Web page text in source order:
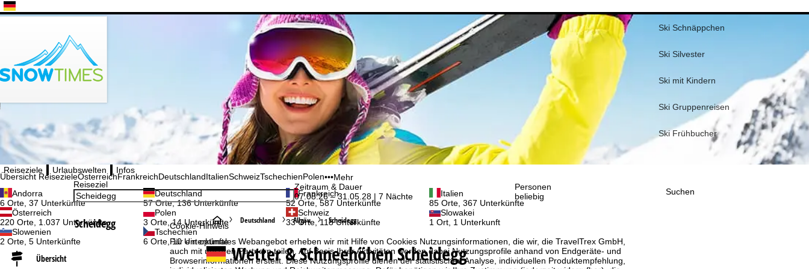
Cookie-Hinweis
Für ein optimales Webangebot erheben wir mit Hilfe von Cookies Nutzungsinformationen, die wir, die TravelTrex GmbH,
auch mit unseren Partnern teilen. Auf Basis Ihrer Aktivitäten werden dabei Nutzungsprofile anhand von Endgeräte- und
Browserinformationen erstellt. Diese Nutzungsprofile dienen der statistischen Analyse, individuellen Produktempfehlung,
Bitte wählen Sie Ihre Sprache aus
Ski Schnäppchen
Ski Silvester
Ski mit Kindern
Ski Gruppenreisen
Ski Frühbucher
Reiseziele
Übersicht ReisezieleÖsterreichFrankreichDeutschlandItalienSchweizTschechienPolen•••Mehr
Andorra
6 Orte, 37 Unterkünfte
Deutschland
57 Orte, 136 Unterkünfte
Frankreich
52 Orte, 587 Unterkünfte
Italien
85 Orte, 367 Unterkünfte
Österreich
220 Orte, 1.037 Unterkünfte
Polen
3 Orte, 14 Unterkünfte
Schweiz
33 Orte, 118 Unterkünfte
Slowakei
1 Ort, 1 Unterkunft
Slowenien
2 Orte, 5 Unterkünfte
Tschechien
6 Orte, 10 Unterkünfte
Urlaubswelten
Infos
Reiseziel
Zeitraum & Dauer
07.08.26 – 31.05.28 | 7 Nächte
Personen
beliebig
Suchen
Scheidegg
Übersicht
S
t
Deutschland Allgäu Scheidegg
Wetter & Schneehöhen Scheidegg